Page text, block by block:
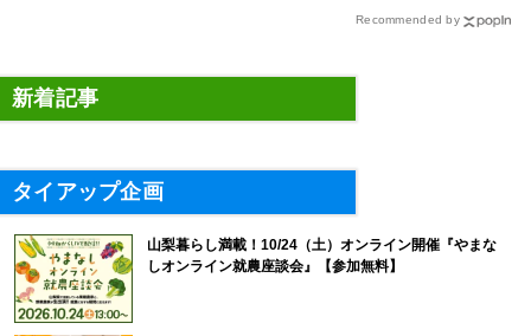
Recommended by
新着記事
タイアップ企画
山梨暮らし満載！10/24（土）オンライン開催『やまな
しオンライン就農座談会』【参加無料】